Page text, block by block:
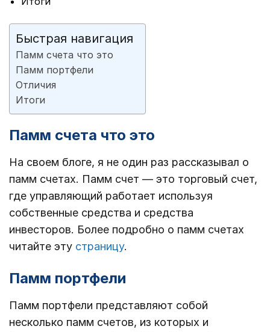
Быстрая навигация
Памм счета что это
Памм портфели
Отличия
Итоги
Памм счета что это
На своем блоге, я не один раз рассказывал о
памм счетах. Памм счет — это торговый счет,
где управляющий работает используя
собственные средства и средства
инвесторов. Более подробно о памм счетах
читайте эту страницу.
Памм портфели
Памм портфели представляют собой
несколько памм счетов, из которых и